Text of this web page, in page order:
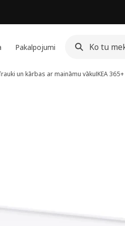
Pakalpojumi
un kārbas ar maināmu vākuIKEA 365+